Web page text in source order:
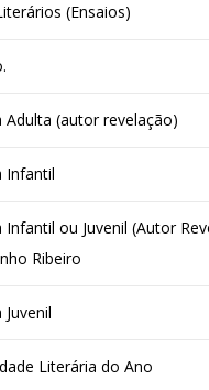
(Ensaios)
Adulta (autor revelação)
Infantil
Infantil ou Juvenil (Autor
Ribeiro
Literária do Ano